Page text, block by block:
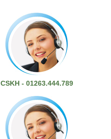
CSKH - 01263.444.789